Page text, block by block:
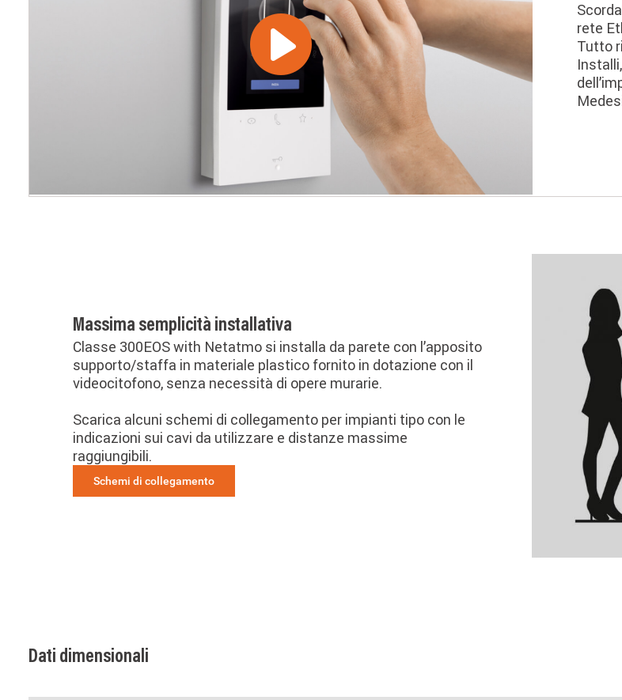
rete
Tutto
Massima semplicità installativa
Classe 300EOS with Netatmo si installa da parete con l’apposito
supporto/staffa in materiale plastico fornito in dotazione con il
videocitofono, senza necessità di opere murarie.
Scarica alcuni schemi di collegamento per impianti tipo con le
indicazioni sui cavi da utilizzare e distanze massime
raggiungibili.
Schemi di collegamento
Dati dimensionali